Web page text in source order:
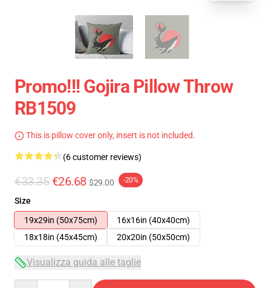
Promo!!! Gojira Pillow Throw
RB1509
This is pillow cover only, insert is not included.
(6 customer reviews)
€33.35 €26.68 $29.00 -20%
Size
19x29in (50x75cm)
16x16in (40x40cm)
18x18in (45x45cm)
20x20in (50x50cm)
Visualizza guida alle taglie